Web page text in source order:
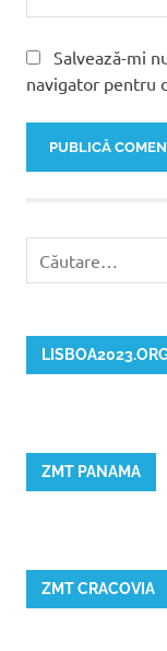
Salvează-mi
navigator pentru
după:
ZMT PANAMA
ZMT CRACOVIA